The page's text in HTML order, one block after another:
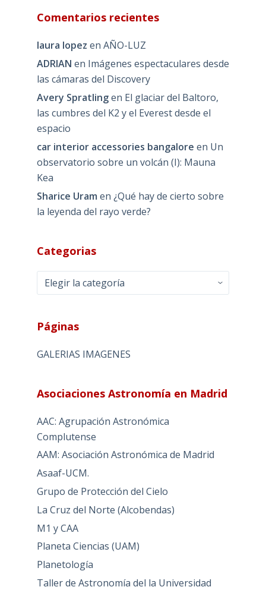
Comentarios recientes
laura lopez en AÑO-LUZ
ADRIAN en Imágenes espectaculares desde
las cámaras del Discovery
Avery Spratlingen El glaciar del Baltoro,
las cumbres del K2 y el Everest desde el
espacio
car interior accessories bangalore en Un
observatorio sobre un volcán (I): Mauna
Kea
Sharice Uram en ¿Qué hay de cierto sobre
la leyenda del rayo verde?
Categorias
Categorias
Páginas
GALERIAS IMAGENES
Asociaciones Astronomía en Madrid
AAC: Agrupación Astronómica
Complutense
AAM: Asociación Astronómica de Madrid
Asaaf-UCM.
Grupo de Protección del Cielo
La Cruz del Norte (Alcobendas)
M1 y CAA
Planeta Ciencias (UAM)
Planetología
Taller de Astronomía del la Universidad